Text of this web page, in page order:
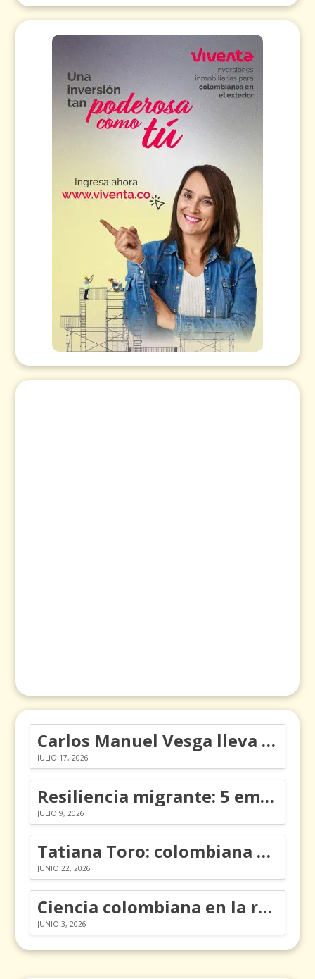
Carlos Manuel Vesga lleva el nombre de Colombia a los Emmy
JULIO 17, 2026
Resiliencia migrante: 5 emociones y cómo gestionarlas
JULIO 9, 2026
Tatiana Toro: colombiana que cambió la historia de las matemáticas
JUNIO 22, 2026
Ciencia colombiana en la revolución de los órganos en chips
JUNIO 3, 2026